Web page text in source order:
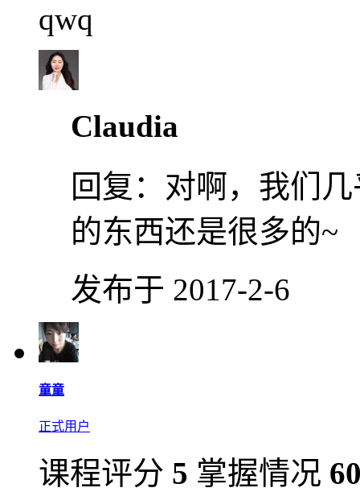
qwq
Claudia
回复： 对啊，我们
的东西还是很多的~
发布于 2017-2-6
童童
正式用户
课程评分 5 掌握情况